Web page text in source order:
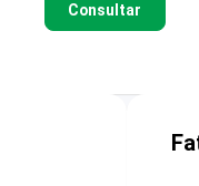
Consultar